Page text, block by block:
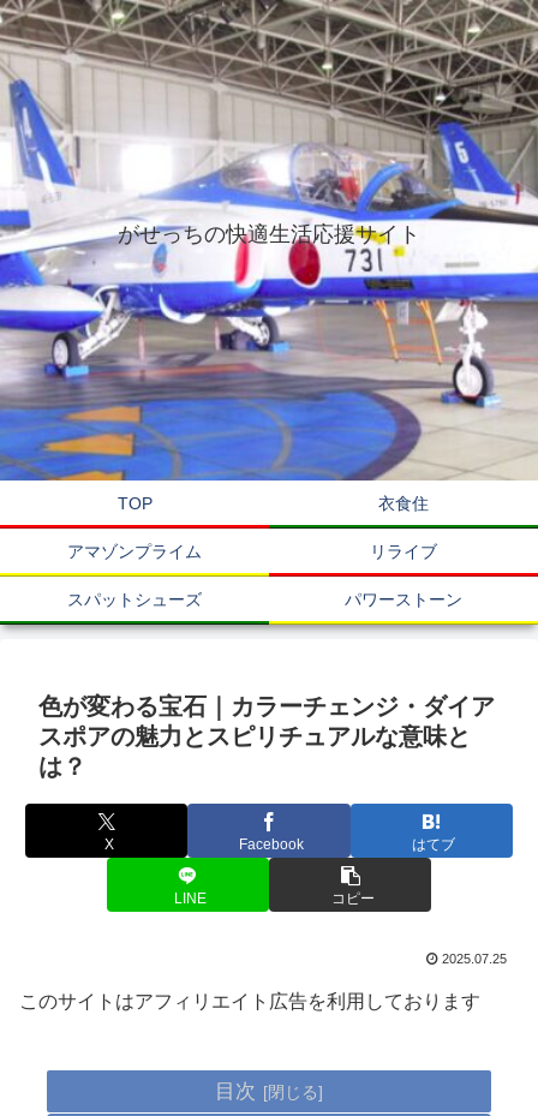
がせっちの快適生活応援サイト
TOP 衣食住
アマゾンプライム リライブ
スパットシューズ パワーストーン
色が変わる宝石｜カラーチェンジ・ダイア
スポアの魅力とスピリチュアルな意味と
は？
X Facebook はてブ
LINE コピー
2025.07.25
このサイトはアフィリエイト広告を利用しております
目次